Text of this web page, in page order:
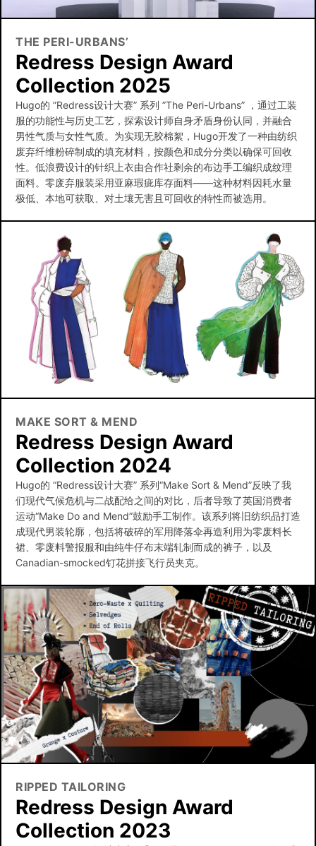
THE PERI-URBANS’
Redress Design Award
Collection 2025
Hugo的 ”Redress设计大赛” 系列 ”The Peri-Urbans” ，通过工装
服的功能性与历史工艺，探索设计师自身矛盾身份认同，并融合
男性气质与女性气质。为实现无胶棉絮，Hugo开发了一种由纺织
废弃纤维粉碎制成的填充材料，按颜色和成分分类以确保可回收
性。低浪费设计的针织上衣由合作社剩余的布边手工编织成纹理
面料。零废弃服装采用亚麻瑕疵库存面料——这种材料因耗水量
极低、本地可获取、对土壤无害且可回收的特性而被选用。
MAKE SORT & MEND
Redress Design Award
Collection 2024
Hugo的 “Redress设计大赛” 系列“Make Sort & Mend”反映了我
们现代气候危机与二战配给之间的对比，后者导致了英国消费者
运动“Make Do and Mend”鼓励手工制作。该系列将旧纺织品打造
成现代男装轮廓，包括将破碎的军用降落伞再造利用为零废料长
裙、零废料警报服和由纯牛仔布末端轧制而成的裤子，以及
Canadian-smocked钉花拼接飞行员夹克。
RIPPED TAILORING
Redress Design Award
Collection 2023